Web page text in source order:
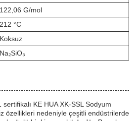
122,06 G/mol
212 °C
Koksuz
Na₂SiO₃
KE HUA XK-SSL Sodyum
özellikleri nedeniyle çeşitli endüstrilerde